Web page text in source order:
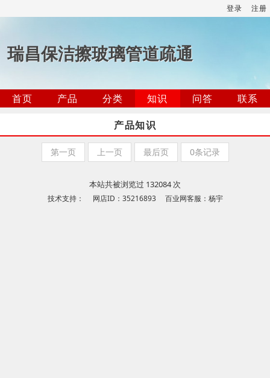
登录 注册
瑞昌保洁擦玻璃管道疏通
首页 产品 分类 知识 问答
联系
产品知识
第一页 上一页 最后页 0条记录
本站共被浏览过 132084 次
技术支持： 网店ID：35216893 百业网客服：杨宇